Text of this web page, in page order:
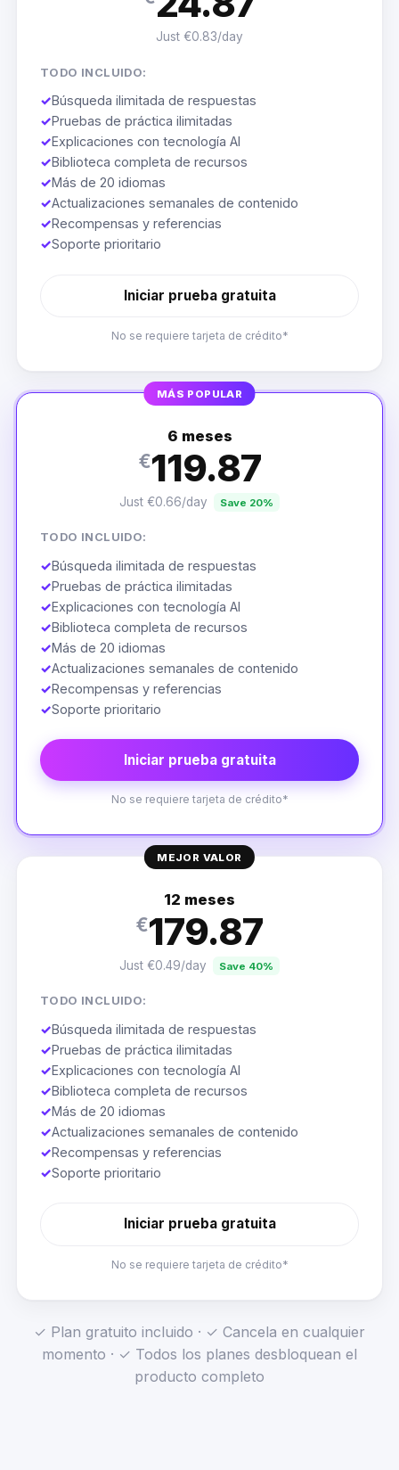
Just €0.83/day
TODO INCLUIDO:
✓Búsqueda ilimitada de respuestas
✓Pruebas de práctica ilimitadas
✓Explicaciones con tecnología AI
✓Biblioteca completa de recursos
✓Más de 20 idiomas
✓Actualizaciones semanales de contenido
✓Recompensas y referencias
✓Soporte prioritario
Iniciar prueba gratuita
No se requiere tarjeta de crédito*
MÁS POPULAR
6 meses
€119.87
Just €0.66/day Save 20%
TODO INCLUIDO:
✓Búsqueda ilimitada de respuestas
✓Pruebas de práctica ilimitadas
✓Explicaciones con tecnología AI
✓Biblioteca completa de recursos
✓Más de 20 idiomas
✓Actualizaciones semanales de contenido
✓Recompensas y referencias
✓Soporte prioritario
Iniciar prueba gratuita
No se requiere tarjeta de crédito*
MEJOR VALOR
12 meses
€179.87
Just €0.49/day Save 40%
TODO INCLUIDO:
✓Búsqueda ilimitada de respuestas
✓Pruebas de práctica ilimitadas
✓Explicaciones con tecnología AI
✓Biblioteca completa de recursos
✓Más de 20 idiomas
✓Actualizaciones semanales de contenido
✓Recompensas y referencias
✓Soporte prioritario
Iniciar prueba gratuita
No se requiere tarjeta de crédito*
✓ Plan gratuito incluido · ✓ Cancela en cualquier
momento · ✓ Todos los planes desbloquean el
producto completo